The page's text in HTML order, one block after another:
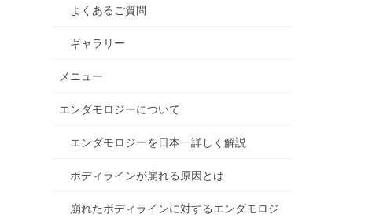
よくあるご質問
ギャラリー
メニュー
エンダモロジーについて
エンダモロジーを日本一詳しく解説
ボディラインが崩れる原因とは
崩れたボディラインに対するエンダモロジ